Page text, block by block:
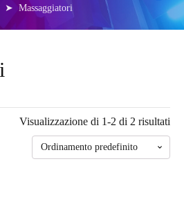
➤ Massaggiatori
Visualizzazione di 1-2 di 2 risultati